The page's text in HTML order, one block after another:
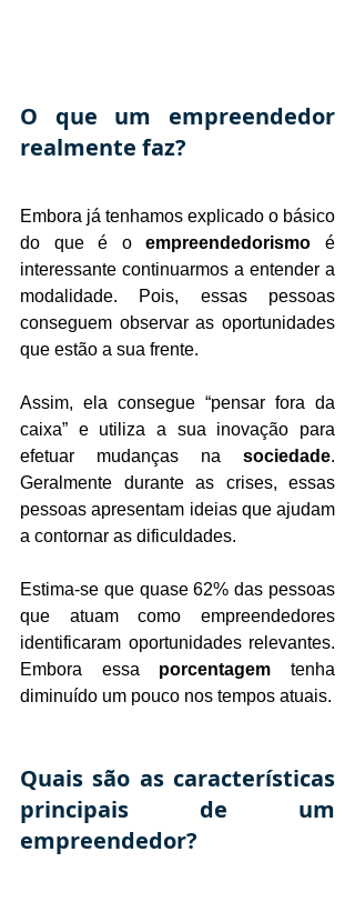
O que um empreendedor
realmente faz?
Embora já tenhamos explicado o básico
do que é o empreendedorismo é
interessante continuarmos a entender a
modalidade. Pois, essas pessoas
conseguem observar as oportunidades
que estão a sua frente.
Assim, ela consegue “pensar fora da
caixa” e utiliza a sua inovação para
efetuar mudanças na sociedade.
Geralmente durante as crises, essas
pessoas apresentam ideias que ajudam
a contornar as dificuldades.
Estima-se que quase 62% das pessoas
que atuam como empreendedores
identificaram oportunidades relevantes.
Embora essa porcentagem tenha
diminuído um pouco nos tempos atuais.
Quais são as características
principais de um
empreendedor?